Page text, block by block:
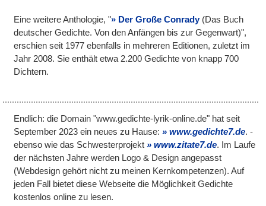
Eine weitere Anthologie, " Der Große Conrady(Das Buch
deutscher Gedichte. Von den Anfängen bis zur Gegenwart)",
erschien seit 1977 ebenfalls in mehreren Editionen, zuletzt im
Jahr 2008. Sie enthält etwa 2.200 Gedichte von knapp 700
Dichtern.
Endlich: die Domain "www.gedichte-lyrik-online.de" hat seit
September 2023 ein neues zu Hause:
www.gedichte7.de.-
ebenso wie das Schwesterprojekt
www.zitate7.de. Im Laufe
der nächsten Jahre werden Logo & Design angepasst
(Webdesign gehört nicht zu meinen Kernkompetenzen). Auf
jeden Fall bietet diese Webseite die Möglichkeit Gedichte
kostenlos online zu lesen.